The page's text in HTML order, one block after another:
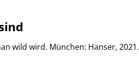
wild wird. München: Hanser, 2021.